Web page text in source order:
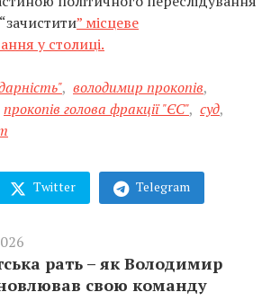
” місцеве
у столиці.
, володимир прокопів,
прокопів голова фракції "ЄС", суд,
Twitter Telegram
рать – як Володимир
свою команду